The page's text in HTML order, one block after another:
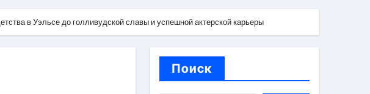
тарифы и советы по планированию поездки
в Уэльсе до голливудской славы и успешной актерской карьеры
Поиск